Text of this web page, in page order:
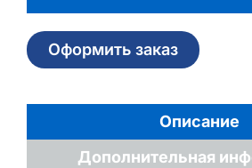
Оформить заказ
Описание
Дополнительная